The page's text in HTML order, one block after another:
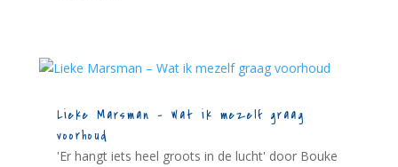
Lieke Marsman – Wat ik mezelf graag
voorhoud
'Er hangt iets heel groots in de lucht' door Bouke